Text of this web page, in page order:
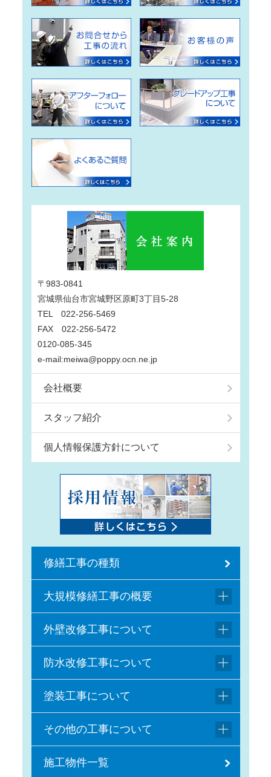
〒983-0841
宮城県仙台市宮城野区原町3丁目5-28
TEL 022-256-5469
FAX 022-256-5472
0120-085-345
e-mail:meiwa@poppy.ocn.ne.jp
会社概要
スタッフ紹介
個人情報保護方針について
修繕工事の種類
大規模修繕工事の概要
外壁改修工事について
防水改修工事について
塗装工事について
その他の工事について
施工物件一覧